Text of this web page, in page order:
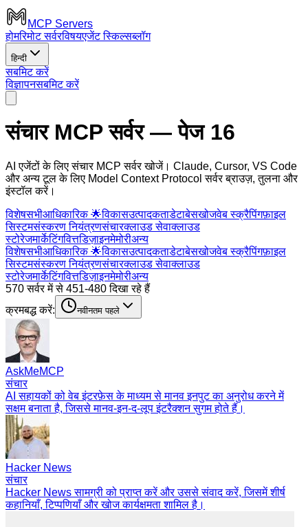
MCP Servers
होमरिमोट सर्वरविषयएजेंट स्किल्सब्लॉग
हिन्दी
सबमिट करें
विज्ञापनसबमिट करें
संचार MCP सर्वर— पेज 16
AI एजेंटों के लिए संचार MCP सर्वर खोजें। Claude, Cursor, VS Code
और अन्य टूल के लिए Model Context Protocol सर्वर ब्राउज़, तुलना और
इंस्टॉल करें।
विशेषसभीआधिकारिक 🌟विकासउत्पादकताडेटाबेसखोजवेब स्क्रैपिंगफ़ाइल
सिस्टमसंस्करण नियंत्रणसंचारक्लाउड सेवाक्लाउड
स्टोरेजमार्केटिंगवित्तडिज़ाइनमेमोरीअन्य
विशेषसभीआधिकारिक 🌟विकासउत्पादकताडेटाबेसखोजवेब स्क्रैपिंगफ़ाइल
सिस्टमसंस्करण नियंत्रणसंचारक्लाउड सेवाक्लाउड
स्टोरेजमार्केटिंगवित्तडिज़ाइनमेमोरीअन्य
570 सर्वर में से 451-480 दिखा रहे हैं
क्रमबद्ध करें:
नवीनतम पहले
AskMeMCP
संचार
AI सहायकों को वेब इंटरफ़ेस के माध्यम से मानव इनपुट का अनुरोध करने में
सक्षम बनाता है, जिससे मानव-इन-द-लूप इंटरैक्शन सुगम होते हैं।
Hacker News
संचार
Hacker News सामग्री को प्राप्त करें और उससे संवाद करें, जिसमें शीर्ष
कहानियाँ, टिप्पणियाँ और खोज कार्यक्षमता शामिल है।